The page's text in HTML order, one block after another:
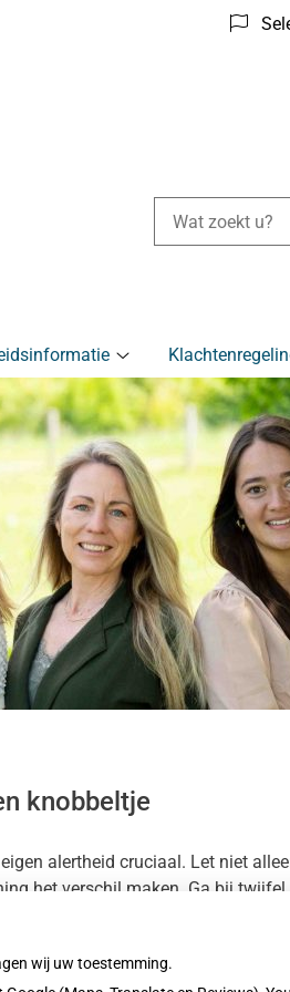
submenu
knobbeltje
alertheid cruciaal. Let niet
het verschil maken. Ga bij
wij uw toestemming.